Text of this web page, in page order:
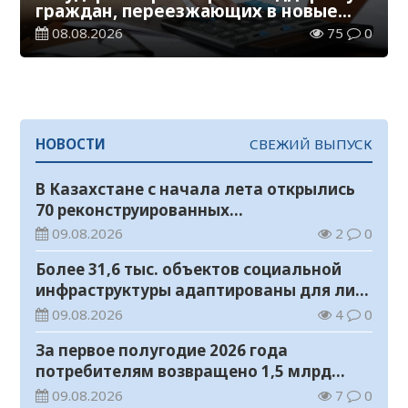
граждан, переезжающих в новые
регионы для работы
08.08.2026 75 0
НОВОСТИ СВЕЖИЙ ВЫПУСК
В Казахстане с начала лета открылись
70 реконструированных
железнодорожных вокзалов
09.08.2026 2 0
Более 31,6 тыс. объектов социальной
инфраструктуры адаптированы для лиц
с инвалидностью
09.08.2026 4 0
За первое полугодие 2026 года
потребителям возвращено 1,5 млрд
тенге
09.08.2026 7 0